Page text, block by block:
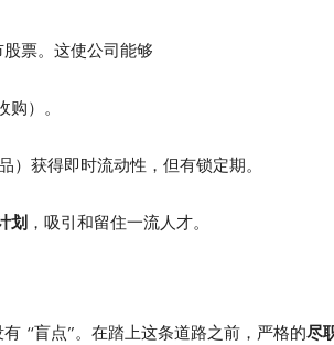
股票。这使公司能够
购）。
）获得即时流动性，但有锁定期。
划 ，吸引和留住一流人才。
“盲点”。在踏上这条道路之前，严格的尽